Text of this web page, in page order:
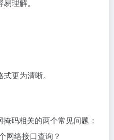
理解。
更为清晰。
码相关的两个常见问题：
网络接口查询？